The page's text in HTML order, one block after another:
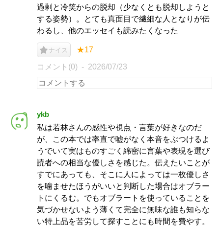
過剰と冷笑からの脱却（少なくとも脱却しようと
する姿勢）。とても真面目で繊細な人となりが伝
わるし、他のエッセイも読みたくなった
ナイス ★17
コメント(0) 2026/07/23
ykb
私は若林さんの感性や視点・言葉が好きなのだ
が、この本では率直で嘘がなく本音をぶつけるよ
うでいて実はものすごく綿密に言葉や表現を選び
読者への相当な優しさを感じた。伝えたいことが
すでにあっても、そこに人によっては一枚優しさ
を噛ませたほうがいいと判断した場合はオブラー
トにくるむ。でもオブラートを使っていることを
気づかせないよう薄くて完全に無味な誰も知らな
い特上品を苦労して探すことにも時間を費やす。